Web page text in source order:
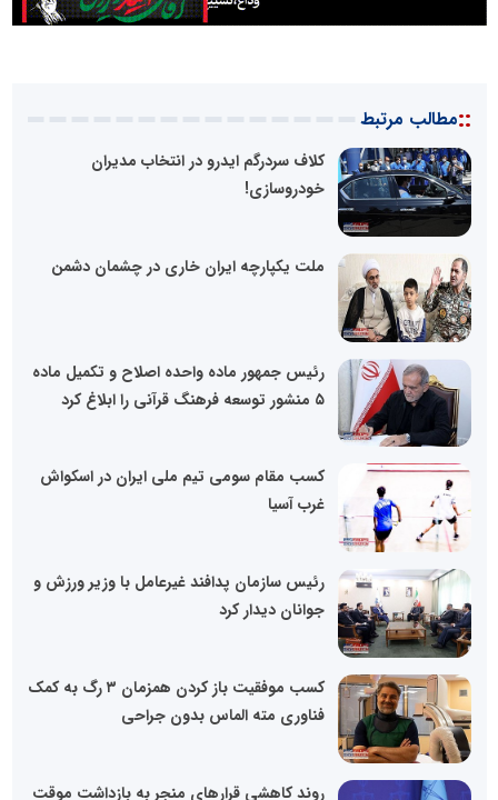
::مطالب مرتبط
کلاف سردرگم ایدرو در انتخاب مدیران
خودروسازی!
ملت یکپارچه ایران خاری در چشمان دشمن
رئیس جمهور ماده واحده اصلاح و تکمیل ماده
۵ منشور توسعه فرهنگ قرآنی را ابلاغ کرد
کسب مقام سومی تیم ملی ایران در اسکواش
غرب آسیا
رئیس سازمان پدافند غیرعامل با وزیر ورزش و
جوانان دیدار کرد
کسب موفقیت باز کردن همزمان ۳ رگ به کمک
فناوری مته الماس بدون جراحی
روند کاهشی قرار‌های منجر به بازداشت موقت